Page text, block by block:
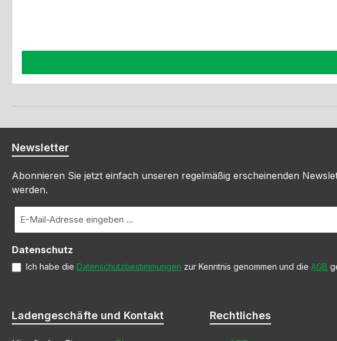
Newsletter
Abonnieren Sie jetzt einfach unseren regelmäßig erscheinenden
werden.
Mail-
*
Datenschutz
Ich habe die Datenschutzbestimmungen zur Kenntnis genommen und die AGB
Ladengeschäfte und Kontakt Rechtliches